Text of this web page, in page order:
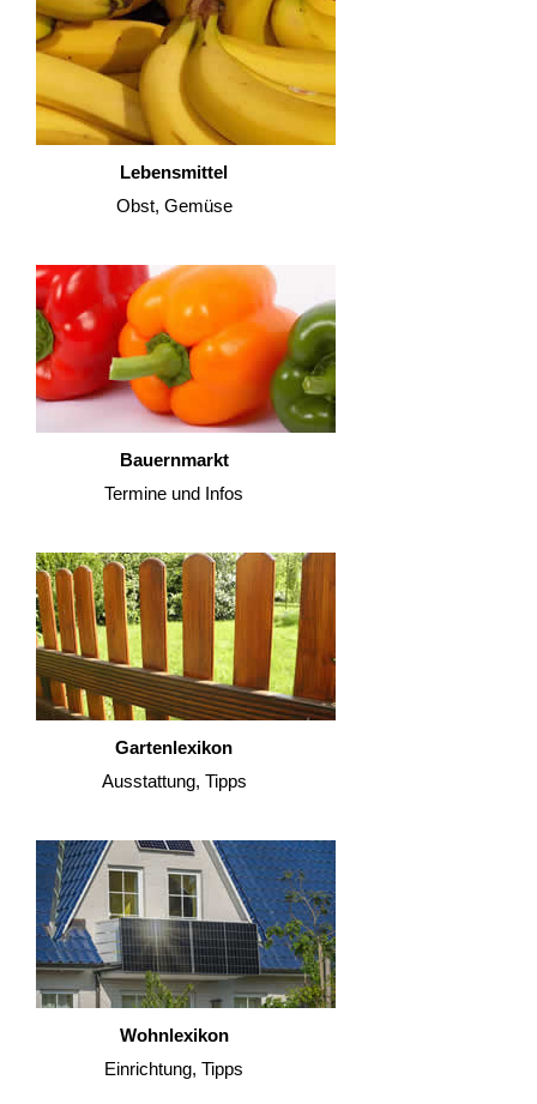
Lebensmittel
Obst, Gemüse
Bauernmarkt
Termine und Infos
Gartenlexikon
Ausstattung, Tipps
Wohnlexikon
Einrichtung, Tipps